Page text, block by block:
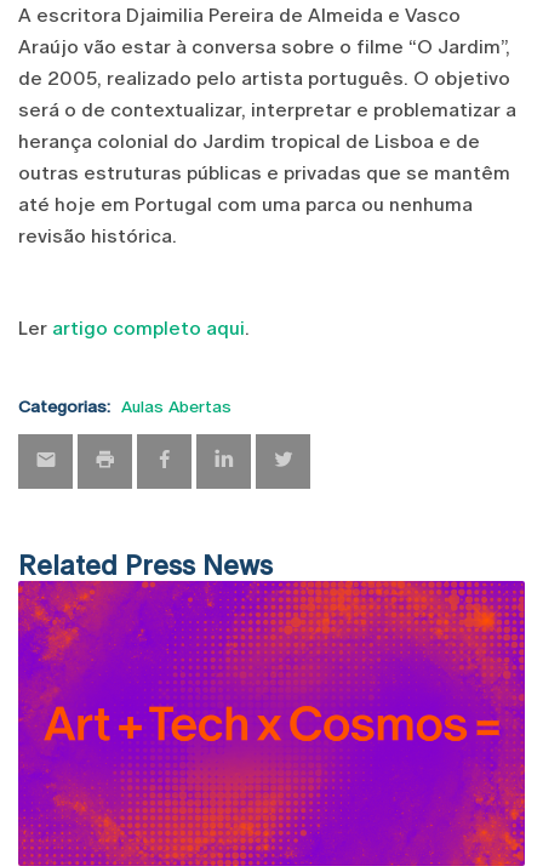
A escritora Djaimilia Pereira de Almeida e Vasco
Araújo vão estar à conversa sobre o filme “O Jardim”,
de 2005, realizado pelo artista português. O objetivo
será o de contextualizar, interpretar e problematizar a
herança colonial do Jardim tropical de Lisboa e de
outras estruturas públicas e privadas que se mantêm
até hoje em Portugal com uma parca ou nenhuma
revisão histórica.
Ler artigo completo aqui.
Categorias: Aulas Abertas
Related Press News